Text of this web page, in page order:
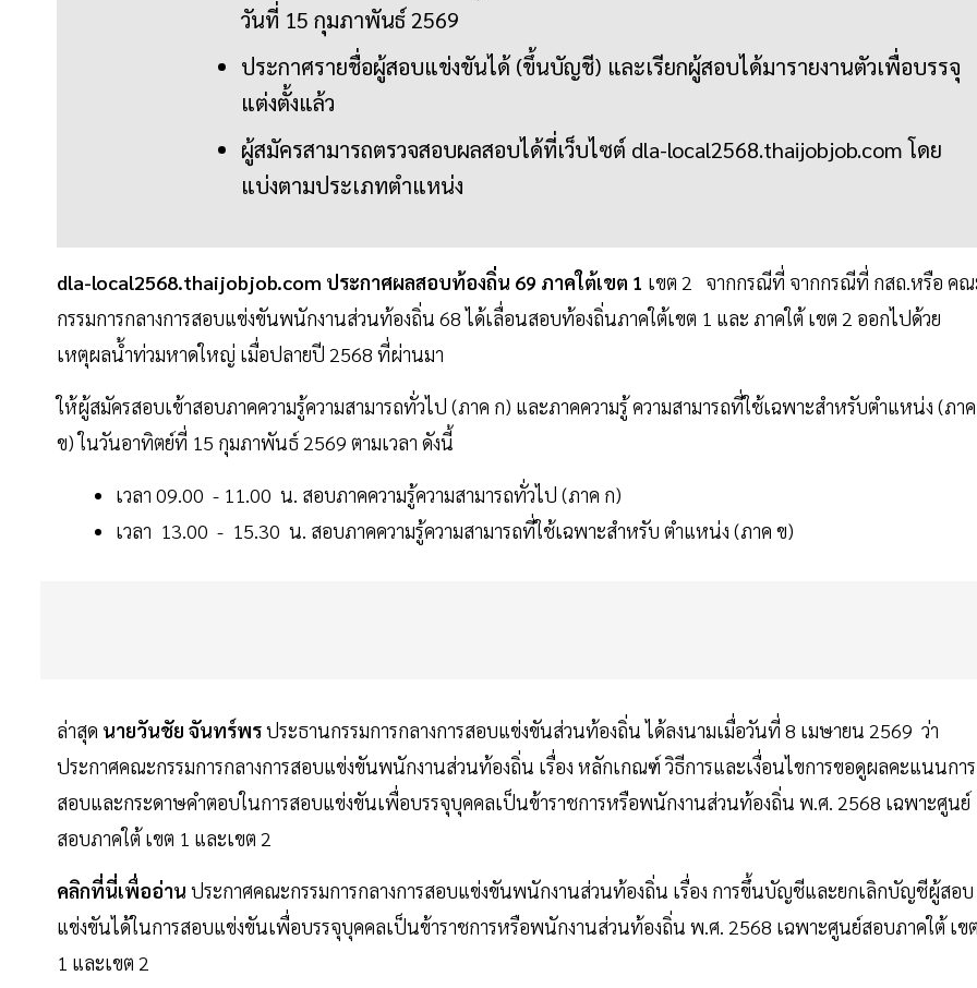
วันที่ 15 กุมภาพันธ์ 2569
ประกาศรายชื่อผู้สอบแข่งขันได้ (ขึ้นบัญชี) และเรียกผู้สอบได้มารายงานตัวเพื่อบรรจุ
แต่งตั้งแล้ว
ผู้สมัครสามารถตรวจสอบผลสอบได้ที่เว็บไซต์ dla-local2568.thaijobjob.com โดย
แบ่งตามประเภทตำแหน่ง
dla-local2568.thaijobjob.com ประกาศผลสอบท้องถิ่น 69 ภาคใต้เขต 1 เขต 2 จากกรณีที่ จากกรณีที่ กสถ.หรือ ค
กรรมการกลางการสอบแข่งขันพนักงานส่วนท้องถิ่น 68 ได้เลื่อนสอบท้องถิ่นภาคใต้เขต 1 และ ภาคใต้ เขต 2 ออกไปด้วย
เหตุผลน้ำท่วมหาดใหญ่ เมื่อปลายปี 2568 ที่ผ่านมา
ให้ผู้สมัครสอบเข้าสอบภาคความรู้ความสามารถทั่วไป (ภาค ก) และภาคความรู้ ความสามารถที่ใช้เฉพาะสําหรับตําแหน่ง (ภาค
ข) ในวันอาทิตย์ที่ 15 กุมภาพันธ์ 2569 ตามเวลา ดังนี้
เวลา 09.00 - 11.00 น. สอบภาคความรู้ความสามารถทั่วไป (ภาค ก)
เวลา 13.00 - 15.30 น. สอบภาคความรู้ความสามารถที่ใช้เฉพาะสําหรับ ตําแหน่ง (ภาค ข)
ล่าสุด นายวันชัย จันทร์พรประธานกรรมการกลางการสอบแข่งขันส่วนท้องถิ่น ได้ลงนามเมื่อวันที่ 8 เมษายน 2569 ว่า
ประกาศคณะกรรมการกลางการสอบแข่งขันพนักงานส่วนท้องถิ่น เรื่อง หลักเกณฑ์ วิธีการและเงื่อนไขการขอดูผลคะแนนการ
สอบและกระดาษคำตอบในการสอบแข่งขันเพื่อบรรจุบุคคลเป็นข้าราชการหรือพนักงานส่วนท้องถิ่น พ.ศ. 2568 เฉพาะศูนย์
สอบภาคใต้ เขต 1 และเขต 2
คลิกที่นี่เพื่ออ่าน ประกาศคณะกรรมการกลางการสอบแข่งขันพนักงานส่วนท้องถิ่น เรื่อง การขึ้นบัญชีและยกเลิกบัญชีผู้สอบ
แข่งขันได้ในการสอบแข่งขันเพื่อบรรจุบุคคลเป็นข้าราชการหรือพนักงานส่วนท้องถิ่น พ.ศ. 2568 เฉพาะศูนย์สอบภาคใต้ เข
1 และเขต 2